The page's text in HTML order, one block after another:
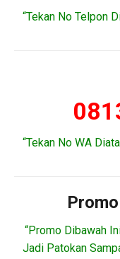
“Tekan No Telpon
“Tekan No WA
“Promo Dibawah
Jadi Patokan